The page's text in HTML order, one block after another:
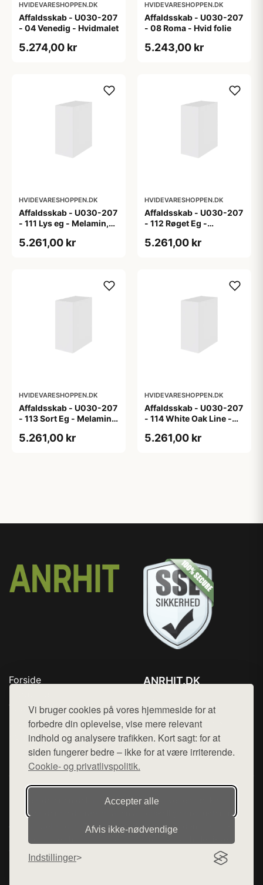
Vi bruger cookies på vores hjemmeside for at
forbedre din oplevelse, vise mere relevant
indhold og analysere trafikken. Kort sagt: for at
siden fungerer bedre – ikke for at være irriterende.
Cookie- og privatlivspolitik.
Accepter alle
Afvis ikke‑nødvendige
Indstillinger
HVIDEVARESHOPPEN.DK
Affaldsskab - U030-207
- 04 Venedig - Hvidmalet
5.274,00 kr
HVIDEVARESHOPPEN.DK
Affaldsskab - U030-207
- 08 Roma - Hvid folie
5.243,00 kr
HVIDEVARESHOPPEN.DK
Affaldsskab - U030-207
- 111 Lys eg - Melamin,
5.261,00 kr
HVIDEVARESHOPPEN.DK
Affaldsskab - U030-207
- 112 Røget Eg -
5.261,00 kr
HVIDEVARESHOPPEN.DK
Affaldsskab - U030-207
- 113 Sort Eg - Melamin,
5.261,00 kr
HVIDEVARESHOPPEN.DK
Affaldsskab - U030-207
- 114 White Oak Line -
5.261,00 kr
Forside
Top Rabatter
Blog
Kontakt
ANRHIT.DK
Mail: hej@want.dk
Cookie- og privatlivspolitik
Denne side er en del af want.dk, der udgiver en række
hjemmesider med præsentation af forskellige produkter fra
diverse webshops. Der sælges ikke varer fra denne side - vi
henviser til de shops, som sælger varen. Vi har heller ikke
varerne på lager.